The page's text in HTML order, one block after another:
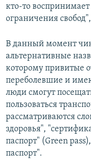
кто-то
ограничения
В данный момент
альтернативные
которому привитые
переболевшие и
люди смогут
пользоваться
рассматриваются
здоровья",
паспорт" (Green
паспорт".